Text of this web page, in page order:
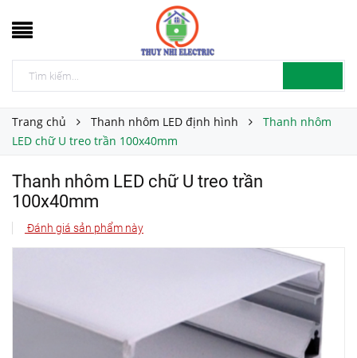
Trang chủ Thanh nhôm LED định hình
Thanh nhôm
LED chữ U treo trần 100x40mm
Thanh nhôm LED chữ U treo trần
100x40mm
Đánh giá sản phẩm này